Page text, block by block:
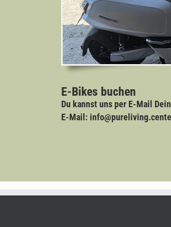
E-Bikes buchen
Du kannst uns per E-Mail
E-Mail: